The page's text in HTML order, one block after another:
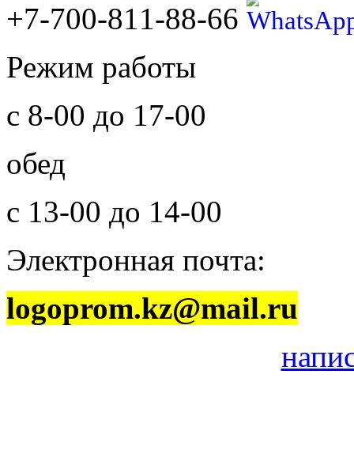
+7-700-811-88-66
Режим работы
с 8-00 до 17-00
обед
с 13-00 до 14-00
Электронная почта:
logoprom.kz@mail.ru